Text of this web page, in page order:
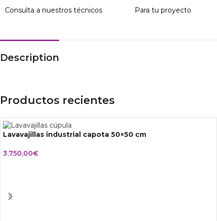
Consulta a nuestros técnicos Para tu proyecto
Description
Productos recientes
Lavavajillas industrial capota 50×50 cm
3.750,00€